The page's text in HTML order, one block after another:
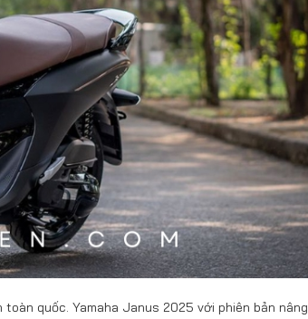
quốc. Yamaha Janus 2025 với phiên bản nâng